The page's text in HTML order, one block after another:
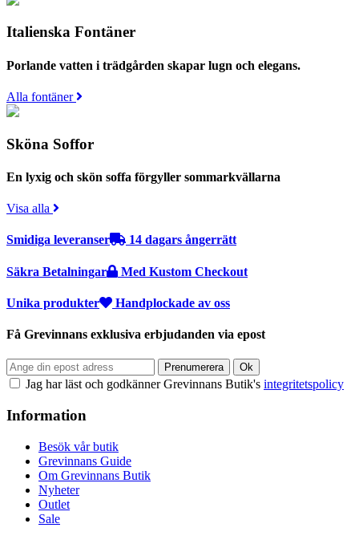
Italienska Fontäner
Porlande vatten i trädgården skapar lugn och elegans.
Alla fontäner
Sköna Soffor
En lyxig och skön soffa förgyller sommarkvällarna
Visa alla
Smidiga leveranser 14 dagars ångerrätt
Säkra Betalningar Med Kustom Checkout
Unika produkter Handplockade av oss
Få Grevinnans exklusiva erbjudanden via epost
Jag har läst och godkänner Grevinnans Butik's integritetspolicy
Information
Besök vår butik
Grevinnans Guide
Om Grevinnans Butik
Nyheter
Outlet
Sale